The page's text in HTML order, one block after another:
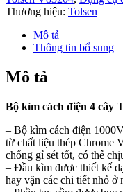
Thương hiệu: Tolsen
Mô tả
Thông tin bổ sung
Mô tả
Bộ kìm cách điện 4 cây
– Bộ kìm cách điện
từ chất liệu thép Chrome
chống gỉ sét tốt, có thể
– Đầu kìm được thiết kế
hay vặn các chi tiết nhỏ ở